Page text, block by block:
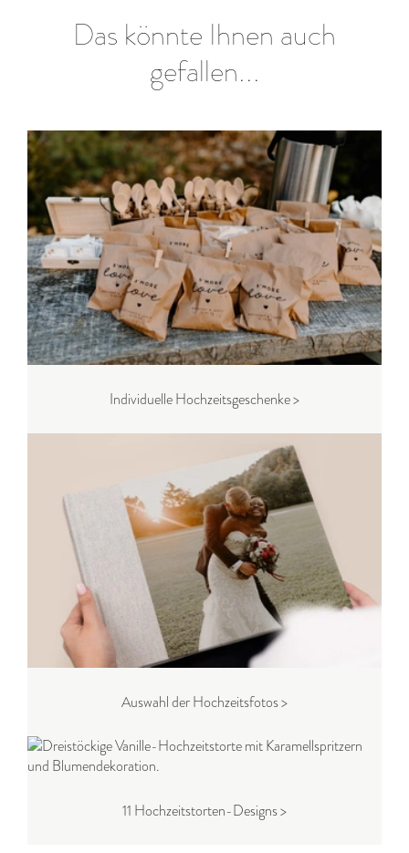
Das könnte Ihnen auch
gefallen...
Individuelle Hochzeitsgeschenke >
Auswahl der Hochzeitsfotos >
11 Hochzeitstorten-Designs >